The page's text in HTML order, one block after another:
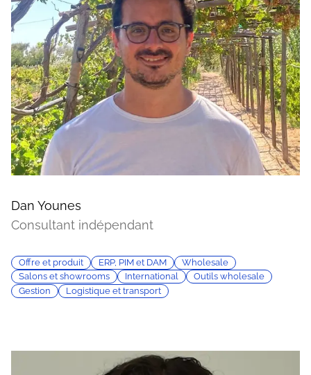
Dan Younes
Consultant indépendant
Offre et produit ERP, PIM et DAM
Wholesale
Salons et showrooms
International
Outils wholesale
Gestion
Logistique et transport